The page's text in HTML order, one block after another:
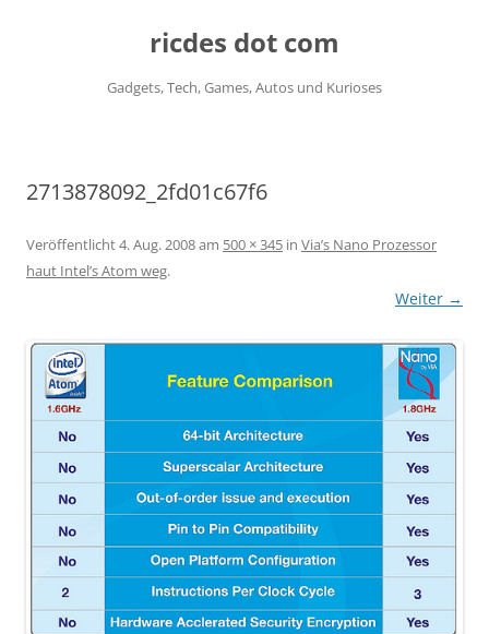
ricdes dot com
Gadgets, Tech, Games, Autos und Kurioses
2713878092_2fd01c67f6
Veröffentlicht4. Aug. 2008am 500 × 345 in Via’s Nano Prozessor
haut Intel’s Atom weg.
Weiter →